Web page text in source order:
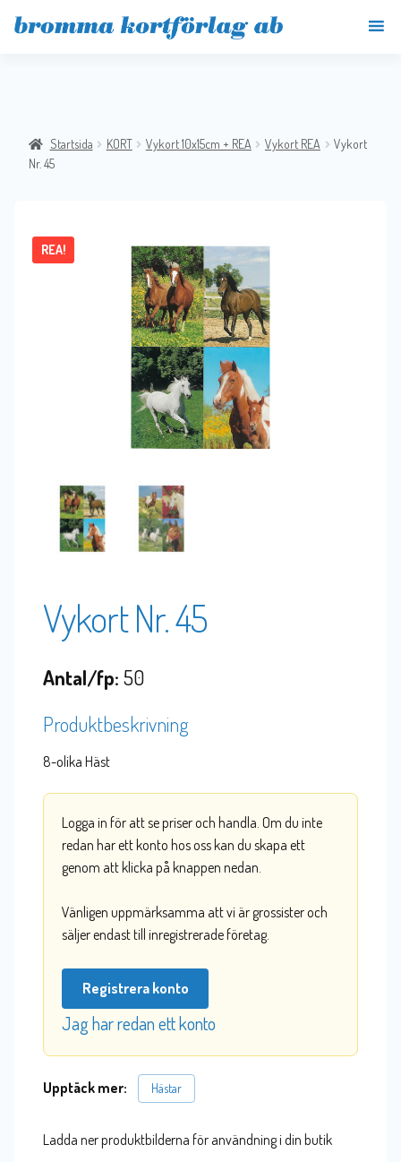
Startsida KORT Vykort 10x15cm + REA Vykort REA
Vykort
Nr. 45
REA!
Vykort Nr. 45
Antal/fp: 50
Produktbeskrivning
8-olika Häst
Logga in för att se priser och handla. Om du inte
redan har ett konto hos oss kan du skapa ett
genom att klicka på knappen nedan.
Vänligen uppmärksamma att vi är grossister och
säljer endast till inregistrerade företag.
Registrera konto
Jag har redan ett konto
Upptäck mer: Hästar
Ladda ner produktbilderna för användning i din butik